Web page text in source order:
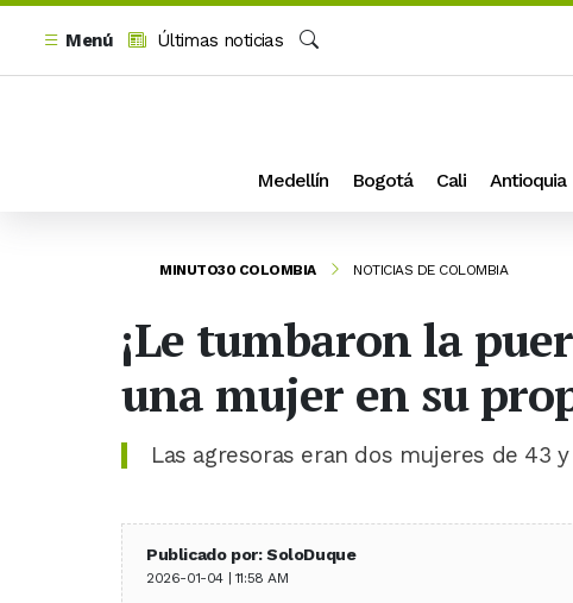
Menú
Últimas noticias
Medellín Bogotá Cali Antioquia
MINUTO30 COLOMBIA NOTICIAS DE COLOMBIA
¡Le tumbaron la
una mujer en su
Las agresoras eran dos mujeres de 43 y
Publicado por: SoloDuque
2026-01-04 | 11:58 AM